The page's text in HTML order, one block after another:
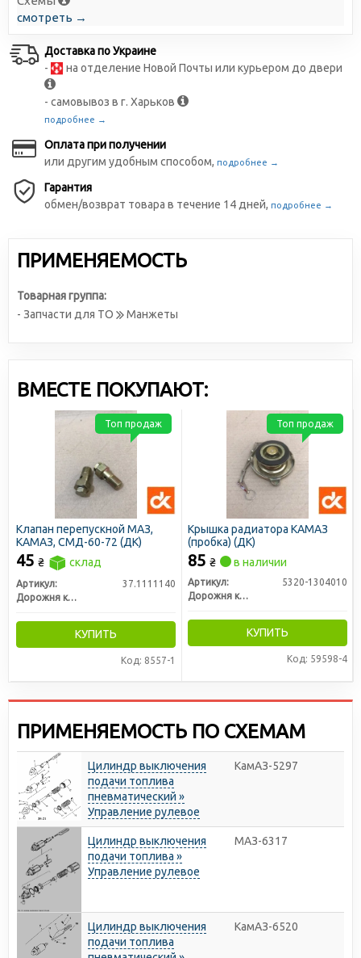
смотреть →
Доставка по Украине
-
на отделение Новой Почты или курьером до двери
- самовывоз в г. Харьков
подробнее →
Оплата при получении
или другим удобным способом, подробнее →
Гарантия
обмен/возврат товара в течение 14 дней, подробнее →
ПРИМЕНЯЕМОСТЬ
Товарная группа:
- Запчасти для ТО
Манжеты
ВМЕСТЕ ПОКУПАЮТ:
Клапан перепускной МАЗ,
КАМАЗ, СМД-60-72 (ДК)
45 ₴ склад
Артикул:
37.1111140
Дорожня карта
КУПИТЬ
Код: 8557-1
Топ продаж
Крышка радиатора КАМАЗ
(пробка) (ДК)
85 ₴ в наличии
Артикул:
5320-1304010
Дорожня карта
КУПИТЬ
Код: 59598-4
Топ продаж
ПРИМЕНЯЕМОСТЬ ПО СХЕМАМ
Цилиндр выключения
подачи топлива
пневматический »
Управление рулевое
КамАЗ-5297
Цилиндр выключения
подачи топлива »
Управление рулевое
МАЗ-6317
Цилиндр выключения
подачи топлива
КамАЗ-6520